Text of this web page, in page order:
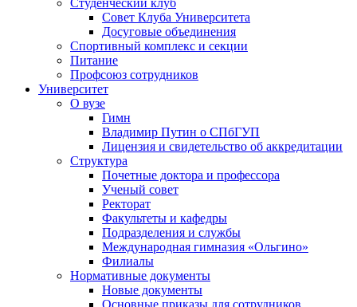
Студенческий клуб
Совет Клуба Университета
Досуговые объединения
Спортивный комплекс и секции
Питание
Профсоюз сотрудников
Университет
О вузе
Гимн
Владимир Путин о СПбГУП
Лицензия и свидетельство об аккредитации
Структура
Почетные доктора и профессора
Ученый совет
Ректорат
Факультеты и кафедры
Подразделения и службы
Международная гимназия «Ольгино»
Филиалы
Нормативные документы
Новые документы
Основные приказы для сотрудников